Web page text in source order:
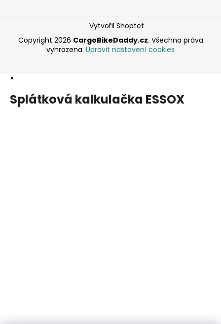
Vytvořil Shoptet
Copyright 2026 CargoBikeDaddy.cz. Všechna práva
vyhrazena. Upravit nastavení cookies
×
Splátková kalkulačka ESSOX